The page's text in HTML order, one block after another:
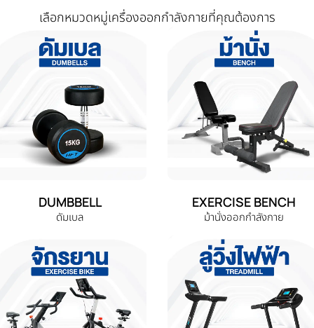
เลือกหมวดหมู่เครื่องออกกำลังกายที่คุณต้องการ
DUMBBELL
ดัมเบล
EXERCISE BENCH
ม้านั่งออกกำลังกาย